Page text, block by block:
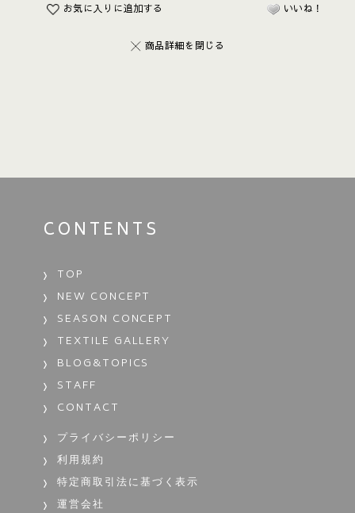
お気に入りに追加する いいね！
商品詳細を閉じる
CONTENTS
TOP
NEW CONCEPT
SEASON CONCEPT
TEXTILE GALLERY
BLOG&TOPICS
STAFF
CONTACT
プライバシーポリシー
利用規約
特定商取引法に基づく表示
運営会社